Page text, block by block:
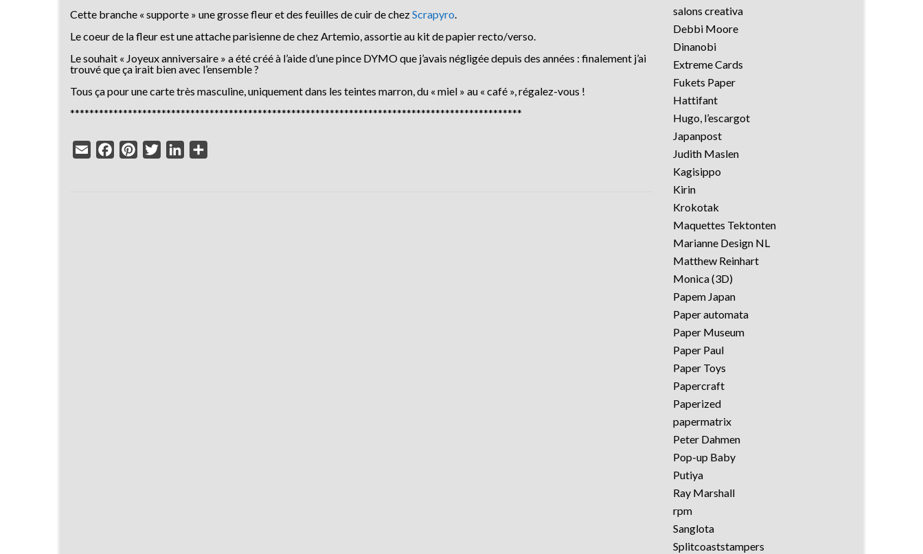
Cette branche « supporte » une grosse fleur et des feuilles de cuir de chezScrapyro
Le coeur de la fleur est une attache parisienne de chez Artemio, assortie au kit de papier recto/verso.
Le souhait « Joyeux anniversaire » a été créé à l’aide d’une pince DYMO que j’avais négligée depuis des années : finalement j’ai
trouvé que ça irait bien avec l’ensemble ?
Tous ça pour une carte très masculine, uniquement dans les teintes marron, du « miel » au « café », régalez-vous !
**********************************************************************************************
Email FacebookPinterestTwitterLinkedIn
salons creativa
Debbi Moore
Dinanobi
Extreme Cards
Fukets Paper
Hattifant
Hugo, l’escargot
Japanpost
Judith Maslen
Kagisippo
Kirin
Krokotak
Maquettes Tektonten
Marianne Design NL
Matthew Reinhart
Monica (3D)
Papem Japan
Paper automata
Paper Museum
Paper Paul
Paper Toys
Papercraft
Paperized
papermatrix
Peter Dahmen
Pop-up Baby
Putiya
Ray Marshall
rpm
Sanglota
Splitcoaststampers